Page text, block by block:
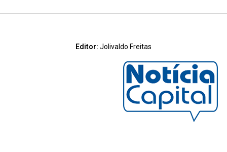
Editor: Jolivaldo Freitas